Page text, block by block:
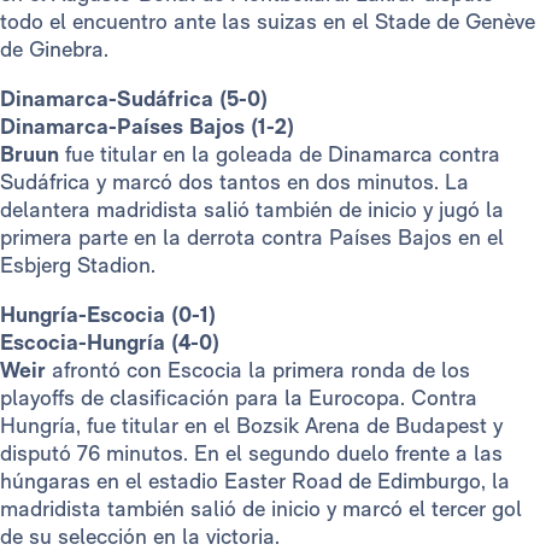
todo el encuentro ante las suizas en el Stade de Genève
de Ginebra.
Dinamarca-Sudáfrica (5-0)
Dinamarca-Países Bajos (1-2)
Bruun fue titular en la goleada de Dinamarca contra
Sudáfrica y marcó dos tantos en dos minutos. La
delantera madridista salió también de inicio y jugó la
primera parte en la derrota contra Países Bajos en el
Esbjerg Stadion.
Hungría-Escocia (0-1)
Escocia-Hungría (4-0)
Weir afrontó con Escocia la primera ronda de los
playoffs de clasificación para la Eurocopa. Contra
Hungría, fue titular en el Bozsik Arena de Budapest y
disputó 76 minutos. En el segundo duelo frente a las
húngaras en el estadio Easter Road de Edimburgo, la
madridista también salió de inicio y marcó el tercer gol
de su selección en la victoria.